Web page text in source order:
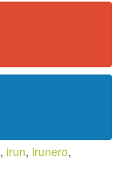
, irun, irunero,